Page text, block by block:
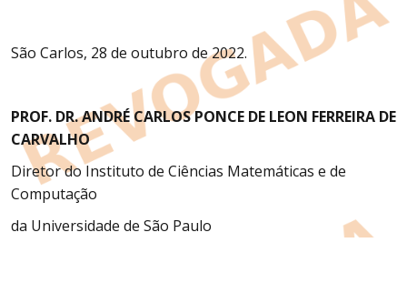
São Carlos, 28 de outubro de 2022.
PROF. DR. ANDRÉ CARLOS PONCE DE LEON FERREIRA DE
CARVALHO
Diretor do Instituto de Ciências Matemáticas e de
Computação
da Universidade de São Paulo